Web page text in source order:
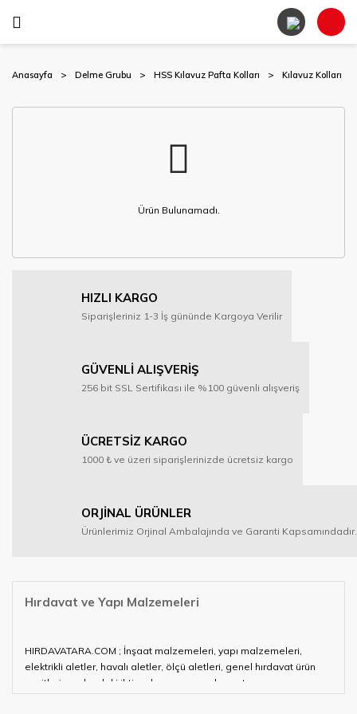
Anasayfa Delme Grubu HSS Kılavuz Pafta Kolları Kılavuz Kolları
Ürün Bulunamadı.
HIZLI KARGO
Siparişleriniz 1-3 İş gününde Kargoya Verilir
GÜVENLİ ALIŞVERİŞ
256 bit SSL Sertifikası ile %100 güvenli alışveriş
ÜCRETSİZ KARGO
1000 ₺ ve üzeri siparişlerinizde ücretsiz kargo
ORJİNAL ÜRÜNLER
Ürünlerimiz Orjinal Ambalajında ve Garanti Kapsamındadır.
Hırdavat ve Yapı Malzemeleri
HIRDAVATARA.COM ; İnşaat malzemeleri, yapı malzemeleri,
elektrikli aletler, havalı aletler, ölçü aletleri, genel hırdavat ürün
çeşitleri ve alandaki ihtiyaçlarınızın neredeyse tamamını